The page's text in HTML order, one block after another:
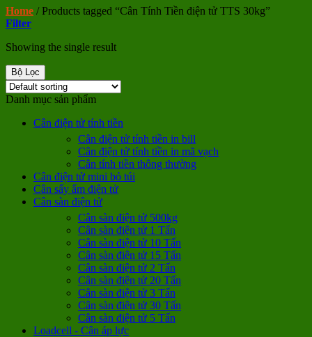
Home /Products tagged “Cân Tính Tiền điện tử TTS 30kg”
Filter
Showing the single result
Bộ Lọc
Danh mục sản phẩm
Cân điện tử tính tiền
Cân điện tử tính tiền in bill
Cân điện tử tính tiền in mã vạch
Cân tính tiền thông thường
Cân điện tử mini bỏ túi
Cân sấy ẩm điện tử
Cân sàn điện tử
Cân sàn điện tử 500kg
Cân sàn điện tử 1 Tấn
Cân sàn điện tử 10 Tấn
Cân sàn điện tử 15 Tấn
Cân sàn điện tử 2 Tấn
Cân sàn điện tử 20 Tấn
Cân sàn điện tử 3 Tấn
Cân sàn điện tử 30 Tấn
Cân sàn điện tử 5 Tấn
Loadcell - Cân áp lực